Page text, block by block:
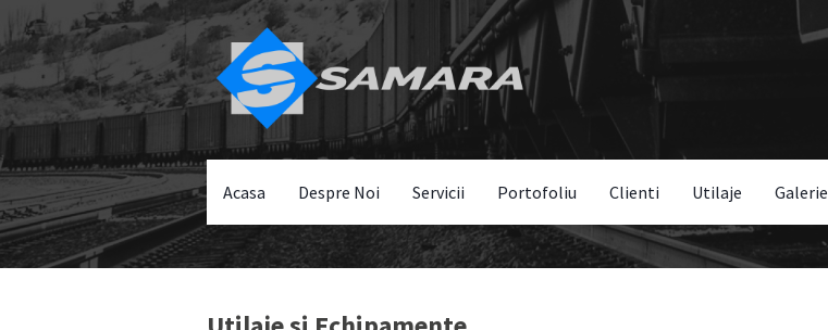
Acasa Despre Noi Servicii Portofoliu Clienti Utilaje Galerie